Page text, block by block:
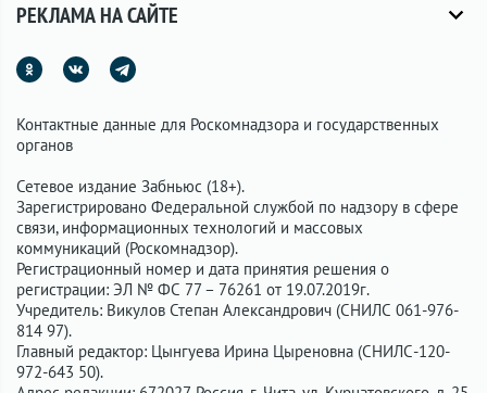
РЕКЛАМА НА САЙТЕ
Контактные данные для Роскомнадзора и государственных
органов
Сетевое издание Забньюс (18+).
Зарегистрировано Федеральной службой по надзору в сфере
связи, информационных технологий и массовых
коммуникаций (Роскомнадзор).
Регистрационный номер и дата принятия решения о
регистрации: ЭЛ № ФС 77 – 76261 от 19.07.2019г.
Учредитель: Викулов Степан Александрович (СНИЛС 061-976-
814 97).
Главный редактор: Цынгуева Ирина Цыреновна (СНИЛС-120-
972-643 50).